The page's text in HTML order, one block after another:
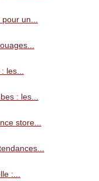
un...
les...
: les...
store...
:...